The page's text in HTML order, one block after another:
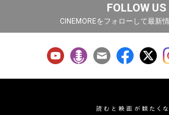
FOLLOW US
CINEMOREをフォローして最新